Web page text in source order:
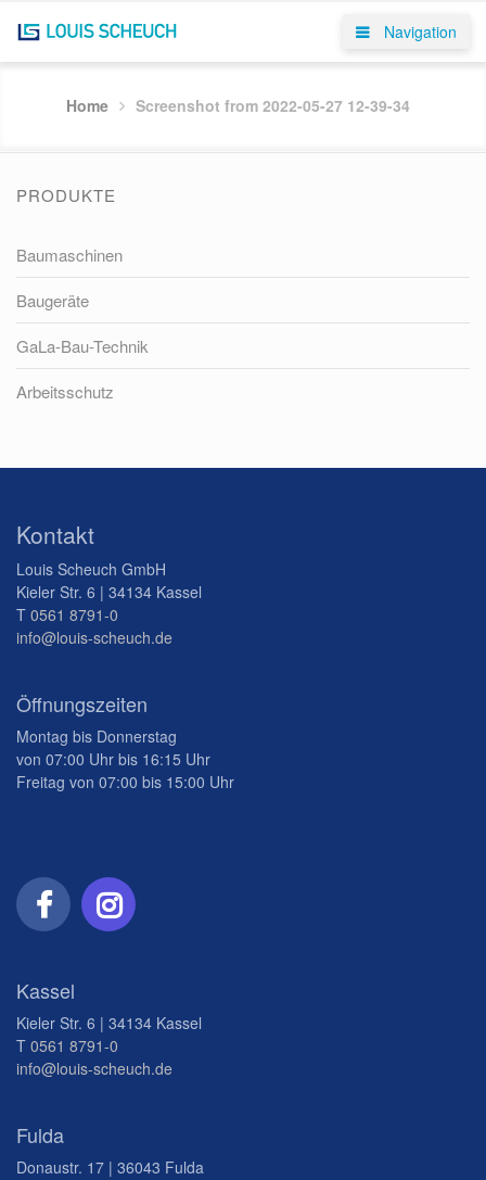
Navigation
Home Screenshot from 2022-05-27 12-39-34
PRODUKTE
Baumaschinen
Baugeräte
GaLa-Bau-Technik
Arbeitsschutz
Kontakt
Louis Scheuch GmbH
Kieler Str. 6 | 34134 Kassel
T 0561 8791-0
info@louis-scheuch.de
Öffnungszeiten
Montag bis Donnerstag
von 07:00 Uhr bis 16:15 Uhr
Freitag von 07:00 bis 15:00 Uhr
Kassel
Kieler Str. 6 | 34134 Kassel
T 0561 8791-0
info@louis-scheuch.de
Fulda
Donaustr. 17 | 36043 Fulda